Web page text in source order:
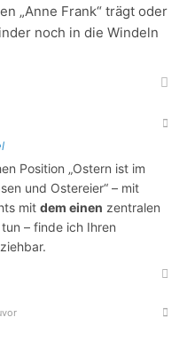
„Anne Frank“ trägt oder
noch in die Windeln
Position „Ostern ist im
und Ostereier“ – mit
mit dem einen zentralen
– finde ich Ihren